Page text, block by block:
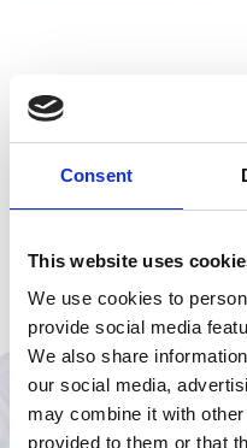
Consent
This website uses
We use cookies to
provide social media
We also share
our social media,
may combine it with
provided to them or that
Dr. D.
Specialisme
Ervaring
Ruim 15 jaar
Altijd